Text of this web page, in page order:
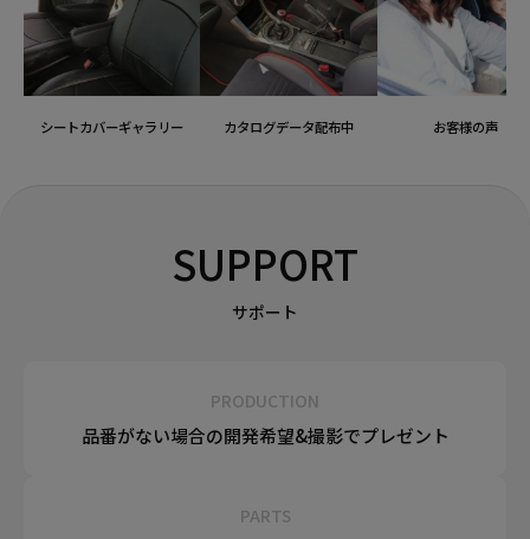
シートカバーギャラリー カタログデータ配布中 お客様の声
SUPPORT
サポート
PRODUCTION
品番がない場合の開発希望&撮影でプレゼント
PARTS